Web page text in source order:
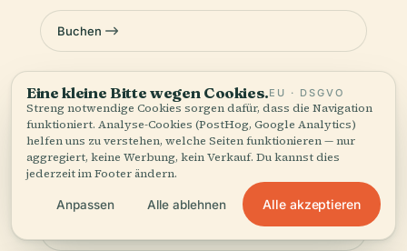
Buchen
VIATORSOFORT
Shaanxi History Museum, Xi'an Museum,
Stele Forest Museum Day Tour
€168.37
Eine kleine Bitte wegen Cookies.EU · DSGVO
Streng notwendige Cookies sorgen dafür, dass die Navigation
funktioniert. Analyse-Cookies (PostHog, Google Analytics)
helfen uns zu verstehen, welche Seiten funktionieren — nur
aggregiert, keine Werbung, kein Verkauf. Du kannst dies
jederzeit im Footer ändern.
Anpassen Alle ablehnen Alle akzeptieren